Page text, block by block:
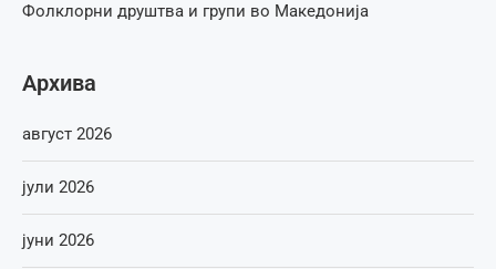
Фолклорни друштва и групи во Македонија
Архива
август 2026
јули 2026
јуни 2026